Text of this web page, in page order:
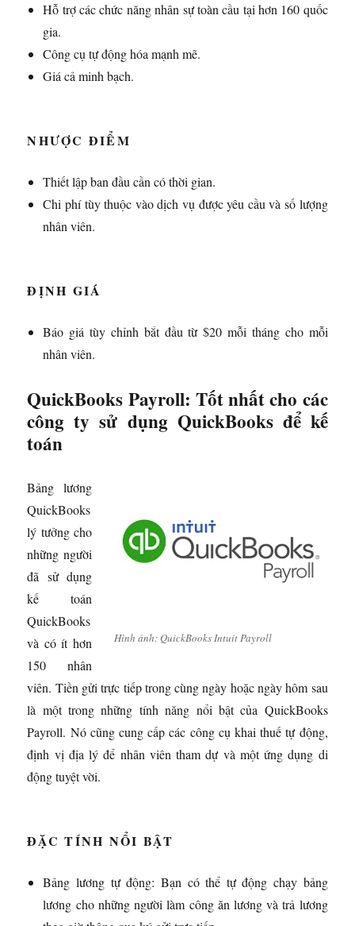
Hỗ trợ các chức năng nhân sự toàn cầu tại hơn 160 quốc
gia.
Công cụ tự động hóa mạnh mẽ.
Giá cả minh bạch.
NHƯỢC ĐIỂM
Thiết lập ban đầu cần có thời gian.
Chi phí tùy thuộc vào dịch vụ được yêu cầu và số lượng
nhân viên.
ĐỊNH GIÁ
Báo giá tùy chỉnh bắt đầu từ $20 mỗi tháng cho mỗi
nhân viên.
QuickBooks Payroll: Tốt nhất cho các
công ty sử dụng QuickBooks để kế
toán
Hình ảnh: QuickBooks Intuit Payroll
Bảng lương
QuickBooks
lý tưởng cho
những người
đã sử dụng
kế toán
QuickBooks
và có ít hơn
150 nhân
viên. Tiền gửi trực tiếp trong cùng ngày hoặc ngày hôm sau
là một trong những tính năng nổi bật của QuickBooks
Payroll. Nó cũng cung cấp các công cụ khai thuế tự động,
định vị địa lý để nhân viên tham dự và một ứng dụng di
động tuyệt vời.
ĐẶC TÍNH NỔI BẬT
Bảng lương tự động: Bạn có thể tự động chạy bảng
lương cho những người làm công ăn lương và trả lương